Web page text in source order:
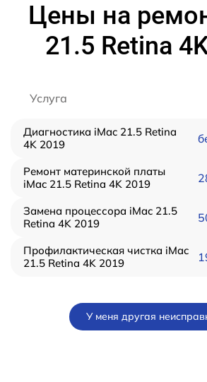
Цены на
21.5 Retina
Услуга
Диагностика iMac 21.5 Retina
4K 2019
Ремонт материнской платы
iMac 21.5 Retina 4K 2019
Замена процессора iMac 21.5
Retina 4K 2019
Профилактическая чистка iMac
21.5 Retina 4K 2019
У меня другая